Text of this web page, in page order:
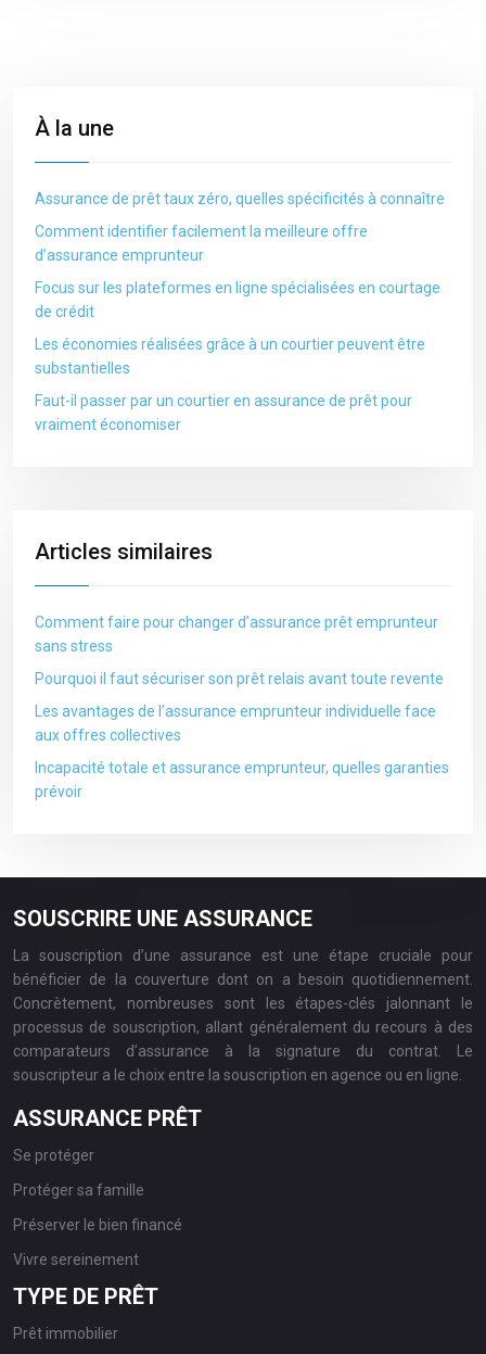
À la une
Assurance de prêt taux zéro, quelles spécificités à connaître
Comment identifier facilement la meilleure offre
d’assurance emprunteur
Focus sur les plateformes en ligne spécialisées en courtage
de crédit
Les économies réalisées grâce à un courtier peuvent être
substantielles
Faut-il passer par un courtier en assurance de prêt pour
vraiment économiser
Articles similaires
Comment faire pour changer d’assurance prêt emprunteur
sans stress
Pourquoi il faut sécuriser son prêt relais avant toute revente
Les avantages de l’assurance emprunteur individuelle face
aux offres collectives
Incapacité totale et assurance emprunteur, quelles garanties
prévoir
SOUSCRIRE UNE ASSURANCE
La souscription d’une assurance est une étape cruciale pour
bénéficier de la couverture dont on a besoin quotidiennement.
Concrètement, nombreuses sont les étapes-clés jalonnant le
processus de souscription, allant généralement du recours à des
comparateurs d’assurance à la signature du contrat. Le
souscripteur a le choix entre la souscription en agence ou en ligne.
ASSURANCE PRÊT
Se protéger
Protéger sa famille
Préserver le bien financé
Vivre sereinement
TYPE DE PRÊT
Prêt immobilier